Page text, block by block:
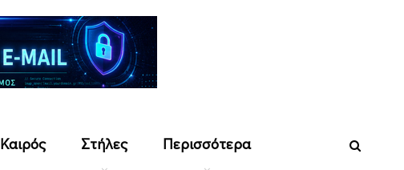
Καιρός Στήλες Περισσότερα